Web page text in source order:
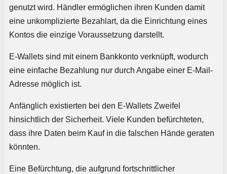
genutzt wird. Händler ermöglichen ihren Kunden damit
eine unkomplizierte Bezahlart, da die Einrichtung eines
Kontos die einzige Voraussetzung darstellt.
E-Wallets sind mit einem Bankkonto verknüpft, wodurch
eine einfache Bezahlung nur durch Angabe einer E-Mail-
Adresse möglich ist.
Anfänglich existierten bei den E-Wallets Zweifel
hinsichtlich der Sicherheit. Viele Kunden befürchteten,
dass ihre Daten beim Kauf in die falschen Hände geraten
könnten.
Eine Befürchtung, die aufgrund fortschrittlicher